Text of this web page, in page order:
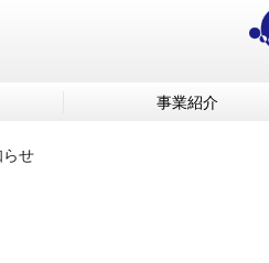
事業紹介
せ